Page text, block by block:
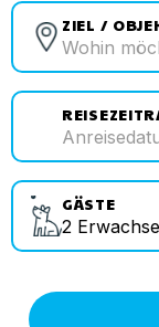
ZIEL /
GÄSTE
2